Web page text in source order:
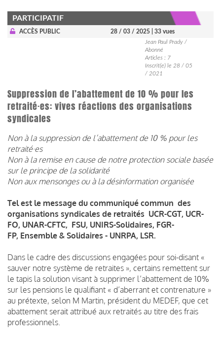
PARTICIPATIF
ACCÈS PUBLIC 28 / 03 / 2025
| 33 vues
Jean Paul Prady /
Abonné
Articles : 7
Inscrit(e) le 28 / 05
/ 2021
Suppression de l’abattement de 10 % pour les
retraité·es: vives réactions des organisations
syndicales
Non à la suppression de l’abattement de 10 % pour les
retraité·es
Non à la remise en cause de notre protection sociale basée
sur le principe de la solidarité
Non aux mensonges ou à la désinformation organisée
Tel est le message du communiqué commun des
organisations syndicales de retraités UCR-CGT, UCR-
FO, UNAR-CFTC, FSU, UNIRS-Solidaires, FGR-
FP, Ensemble & Solidaires - UNRPA, LSR.
Dans le cadre des discussions engagées pour soi-disant «
sauver notre système de retraites », certains remettent sur
le tapis la solution visant à supprimer l’abattement de 10%
sur les pensions le qualifiant « d’aberrant et contrenature »
au prétexte, selon M Martin, président du MEDEF, que cet
abattement serait attribué aux retraités au titre des frais
professionnels.